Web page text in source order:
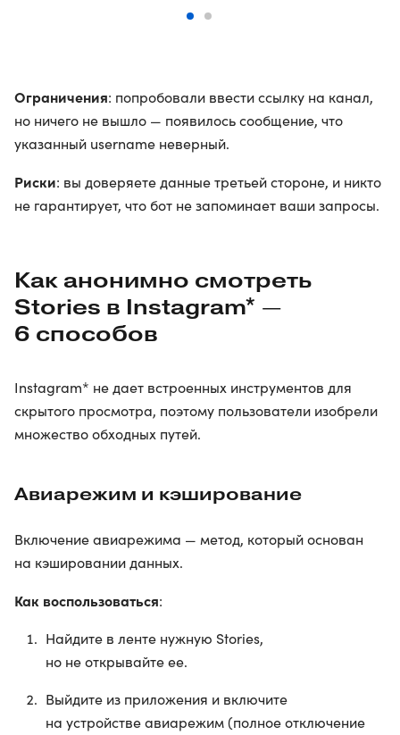
Ограничения: попробовали ввести ссылку на канал,
но ничего не вышло — появилось сообщение, что
указанный username неверный.
Риски: вы доверяете данные третьей стороне, и никто
не гарантирует, что бот не запоминает ваши запросы.
Как анонимно смотреть
Stories в Instagram* —
6 способов
Instagram* не дает встроенных инструментов для
скрытого просмотра, поэтому пользователи изобрели
множество обходных путей.
Авиарежим и кэширование
Включение авиарежима — метод, который основан
на кэшировании данных.
Как воспользоваться:
Найдите в ленте нужную Stories,
но не открывайте ее.
Выйдите из приложения и включите
на устройстве авиарежим (полное отключение